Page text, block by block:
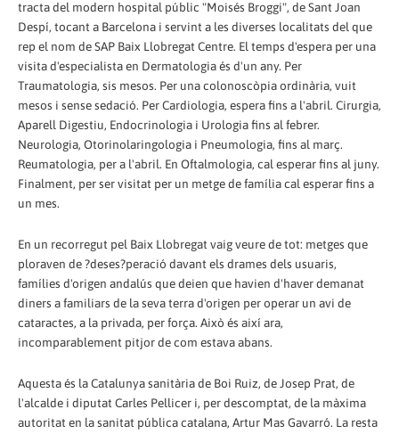
tracta del modern hospital públic "Moisés Broggi", de Sant Joan
Despí, tocant a Barcelona i servint a les diverses localitats del que
rep el nom de SAP Baix Llobregat Centre. El temps d'espera per una
visita d'especialista en Dermatologia és d'un any. Per
Traumatologia, sis mesos. Per una colonoscòpia ordinària, vuit
mesos i sense sedació. Per Cardiologia, espera fins a l'abril. Cirurgia,
Aparell Digestiu, Endocrinologia i Urologia fins al febrer.
Neurologia, Otorinolaringologia i Pneumologia, fins al març.
Reumatologia, per a l'abril. En Oftalmologia, cal esperar fins al juny.
Finalment, per ser visitat per un metge de família cal esperar fins a
un mes.
En un recorregut pel Baix Llobregat vaig veure de tot: metges que
ploraven de ?deses?peració davant els drames dels usuaris,
famílies d'origen andalús que deien que havien d'haver demanat
diners a familiars de la seva terra d'origen per operar un avi de
cataractes, a la privada, per força. Això és així ara,
incomparablement pitjor de com estava abans.
Aquesta és la Catalunya sanitària de Boi Ruiz, de Josep Prat, de
l'alcalde i diputat Carles Pellicer i, per descomptat, de la màxima
autoritat en la sanitat pública catalana, Artur Mas Gavarró. La resta